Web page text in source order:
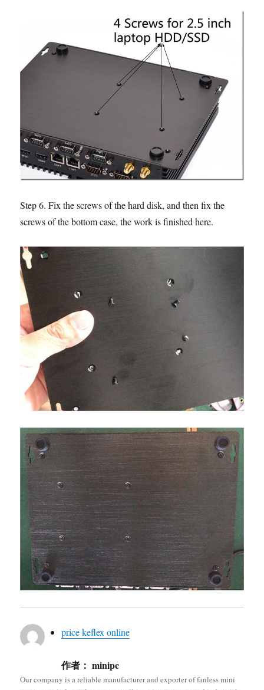
Step 6. Fix the screws of the hard disk, and then fix the
screws of the bottom case, the work is finished here.
price keflex online
作者： minipc
Our company is a reliable manufacturer and exporter of fanless mini